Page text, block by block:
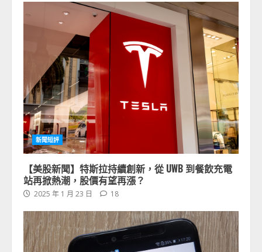
新聞短評
【美股新聞】特斯拉持續創新，從 UWB 到餐飲充電
站再掀熱潮，股價有望再漲？
2025 年 1 月 23 日 18